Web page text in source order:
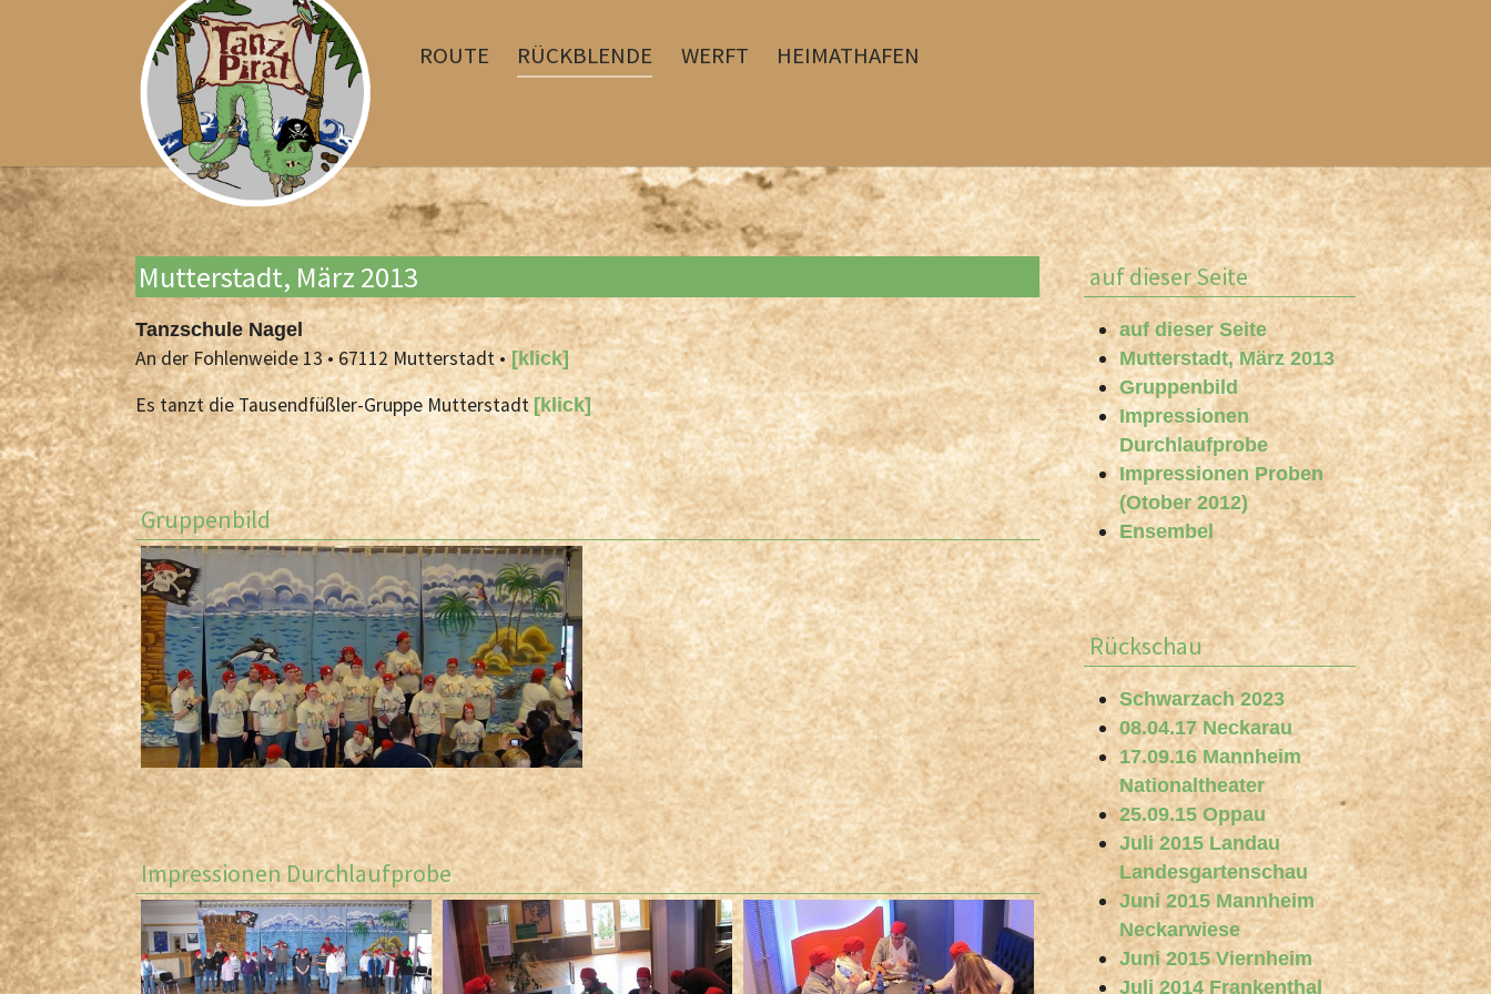
Skip to main content
ROUTE RÜCKBLENDE WERFT HEIMATHAFEN
Mutterstadt, März 2013
Tanzschule Nagel
An der Fohlenweide 13 • 67112 Mutterstadt •[klick]
Es tanzt die Tausendfüßler-Gruppe Mutterstadt [klick]
Gruppenbild
Impressionen Durchlaufprobe
auf dieser Seite
auf dieser Seite
Mutterstadt, März 2013
Gruppenbild
Impressionen
Durchlaufprobe
Impressionen Proben
(Otober 2012)
Ensembel
Rückschau
Schwarzach 2023
08.04.17 Neckarau
17.09.16 Mannheim
Nationaltheater
25.09.15 Oppau
Juli 2015 Landau
Landesgartenschau
Juni 2015 Mannheim
Neckarwiese
Juni 2015 Viernheim
Juli 2014 Frankenthal